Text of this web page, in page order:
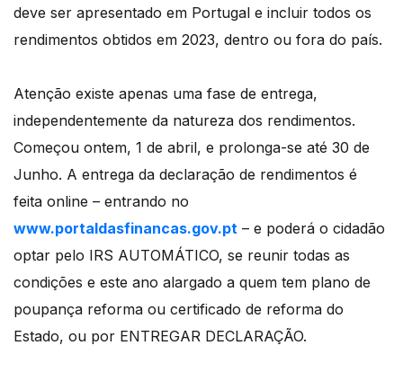
deve ser apresentado em Portugal e incluir todos os
rendimentos obtidos em 2023, dentro ou fora do país.
Atenção existe apenas uma fase de entrega,
independentemente da natureza dos rendimentos.
Começou ontem, 1 de abril, e prolonga-se até 30 de
Junho. A entrega da declaração de rendimentos é
feita online – entrando no
www.portaldasfinancas.gov.pt – e poderá o cidadão
optar pelo IRS AUTOMÁTICO, se reunir todas as
condições e este ano alargado a quem tem plano de
poupança reforma ou certificado de reforma do
Estado, ou por ENTREGAR DECLARAÇÃO.